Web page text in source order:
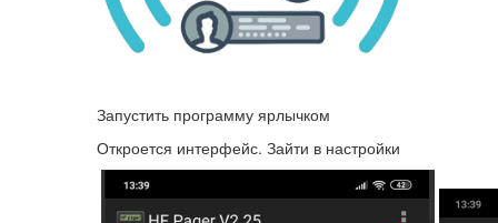
Запустить программу ярлычком
Откроется интерфейс. Зайти в настройки